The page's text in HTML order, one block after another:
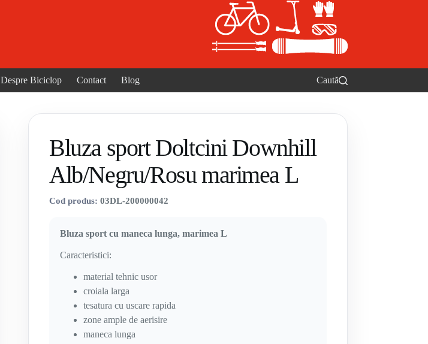
Despre Biciclop Contact Blog Caută
Bluza sport Doltcini Downhill
Alb/Negru/Rosu marimea L
Cod produs: 03DL-200000042
Bluza sport cu maneca lunga, marimea L
Caracteristici:
material tehnic usor
croiala larga
tesatura cu uscare rapida
zone ample de aerisire
maneca lunga